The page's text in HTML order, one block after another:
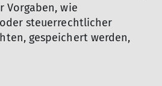
Vorgaben, wie
steuerrechtlicher
gespeichert werden,